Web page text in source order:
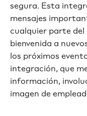
segura. Esta
mensajes
cualquier parte del
bienvenida a
los próximos
integración, que
información,
imagen de